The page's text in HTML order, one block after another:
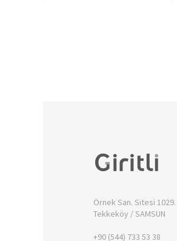
Örnek San. Sitesi
Tekkeköy / SAMSUN
+90 (544) 733 53 38